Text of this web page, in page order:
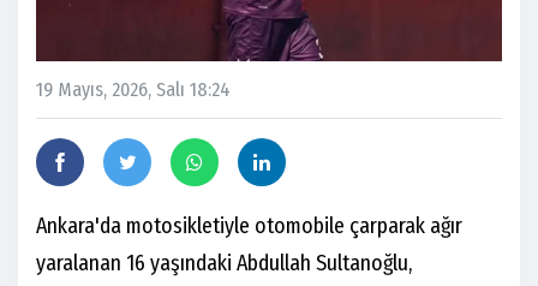
19 Mayıs, 2026, Salı 18:24
Ankara'da motosikletiyle otomobile çarparak ağır
yaralanan 16 yaşındaki Abdullah Sultanoğlu,